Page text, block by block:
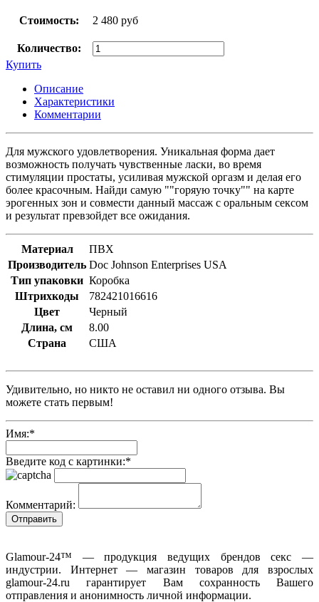
Стоимость: 2 480 руб
Количество:
Купить
Описание
Характеристики
Комментарии
Для мужского удовлетворения. Уникальная форма дает
возможность получать чувственные ласки, во время
стимуляции простаты, усиливая мужской оргазм и делая его
более красочным. Найди самую ""горяую точку"" на карте
эрогенных зон и совмести данный массаж с оральным сексом
и результат превзойдет все ожидания.
Материал
ПВХ
Производитель Doc Johnson Enterprises USA
Тип упаковки Коробка
Штрихкоды
782421016616
Цвет
Черный
Длина, см
8.00
Страна
США
Удивительно, но никто не оставил ни одного отзыва. Вы
можете стать первым!
Имя:*
Введите код с картинки:*
Комментарий:
Glamour-24™ — продукция ведущих брендов секс —
индустрии. Интернет — магазин товаров для взрослых
glamour-24.ru гарантирует Вам сохранность Вашего
отправления и анонимность личной информации.